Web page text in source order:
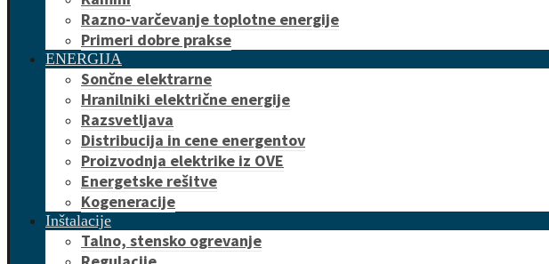
Razno-varčevanje toplotne energije
Primeri dobre prakse
ENERGIJA
Sončne elektrarne
Hranilniki električne energije
Razsvetljava
Distribucija in cene energentov
Proizvodnja elektrike iz OVE
Energetske rešitve
Kogeneracije
Inštalacije
Talno, stensko ogrevanje